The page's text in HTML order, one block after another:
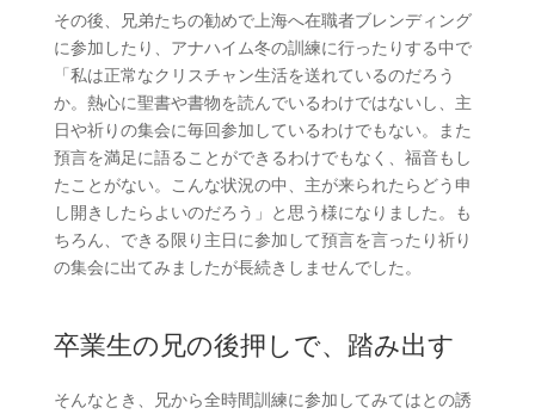
その後、兄弟たちの勧めで上海へ在職者ブレンディング
に参加したり、アナハイム冬の訓練に行ったりする中で
「私は正常なクリスチャン生活を送れているのだろう
か。熱心に聖書や書物を読んでいるわけではないし、主
日や祈りの集会に毎回参加しているわけでもない。また
預言を満足に語ることができるわけでもなく、福音もし
たことがない。こんな状況の中、主が来られたらどう申
し開きしたらよいのだろう」と思う様になりました。も
ちろん、できる限り主日に参加して預言を言ったり祈り
の集会に出てみましたが長続きしませんでした。
卒業生の兄の後押しで、踏み出す
そんなとき、兄から全時間訓練に参加してみてはとの誘